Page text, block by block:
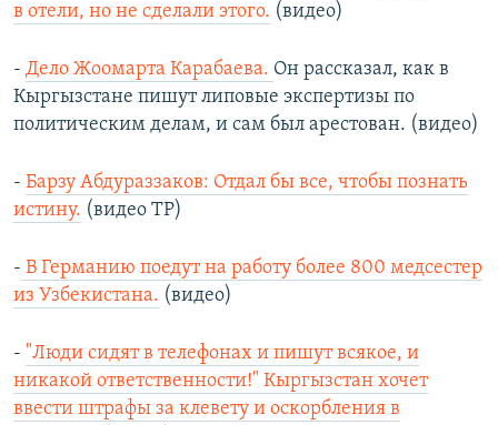
в отели, но не сделали этого. (видео)
- Дело Жоомарта Карабаева. Он рассказал, как в
Кыргызстане пишут липовые экспертизы по
политическим делам, и сам был арестован. (видео)
- Барзу Абдураззаков: Отдал бы все, чтобы познать
истину. (видео ТР)
- В Германию поедут на работу более 800 медсестер
из Узбекистана. (видео)
- "Люди сидят в телефонах и пишут всякое, и
никакой ответственности!" Кыргызстан хочет
ввести штрафы за клевету и оскорбления в